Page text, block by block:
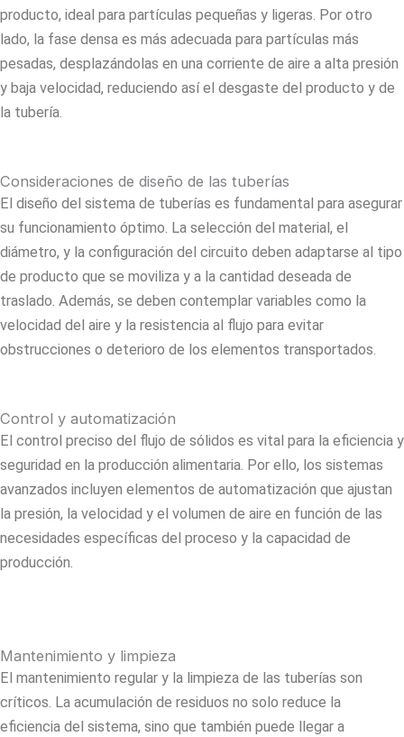
producto, ideal para partículas pequeñas y ligeras. Por otro
lado, la fase densa es más adecuada para partículas más
pesadas, desplazándolas en una corriente de aire a alta presión
y baja velocidad, reduciendo así el desgaste del producto y de
la tubería.
Consideraciones de diseño de las tuberías
El diseño del sistema de tuberías es fundamental para asegurar
su funcionamiento óptimo. La selección del material, el
diámetro, y la configuración del circuito deben adaptarse al tipo
de producto que se moviliza y a la cantidad deseada de
traslado. Además, se deben contemplar variables como la
velocidad del aire y la resistencia al flujo para evitar
obstrucciones o deterioro de los elementos transportados.
Control y automatización
El control preciso del flujo de sólidos es vital para la eficiencia y
seguridad en la producción alimentaria. Por ello, los sistemas
avanzados incluyen elementos de automatización que ajustan
la presión, la velocidad y el volumen de aire en función de las
necesidades específicas del proceso y la capacidad de
producción.
Mantenimiento y limpieza
El mantenimiento regular y la limpieza de las tuberías son
críticos. La acumulación de residuos no solo reduce la
eficiencia del sistema, sino que también puede llegar a